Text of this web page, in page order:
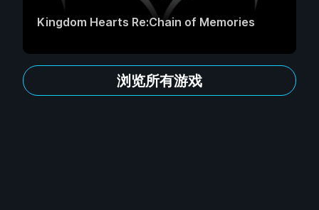
Kingdom Hearts Re:Chain of Memories
浏览所有游戏